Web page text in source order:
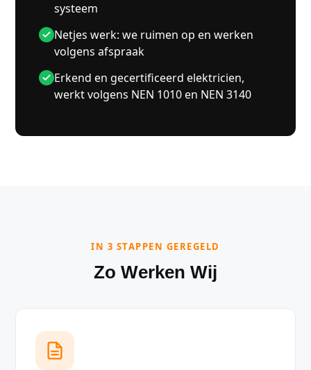
systeem
Netjes werk: we ruimen op en werken
volgens afspraak
Erkend en gecertificeerd elektricien,
werkt volgens NEN 1010 en NEN 3140
IN 3 STAPPEN GEREGELD
Zo Werken Wij